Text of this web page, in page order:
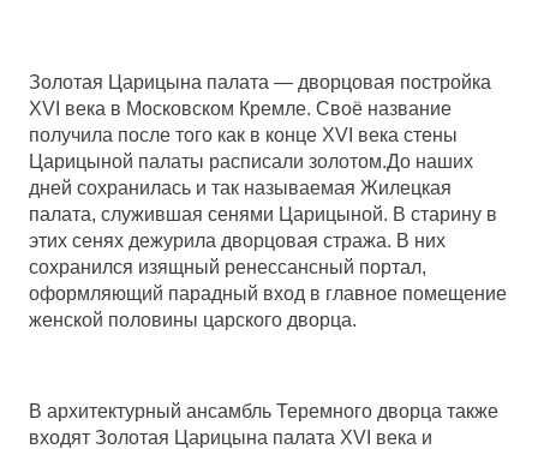
Золотая Царицына палата — дворцовая постройка
XVI века в Московском Кремле. Своё название
получила после того как в конце XVI века стены
Царицыной палаты расписали золотом.До наших
дней сохранилась и так называемая Жилецкая
палата, служившая сенями Царицыной. В старину в
этих сенях дежурила дворцовая стража. В них
сохранился изящный ренессансный портал,
оформляющий парадный вход в главное помещение
женской половины царского дворца.
В архитектурный ансамбль Теремного дворца также
входят Золотая Царицына палата XVI века и